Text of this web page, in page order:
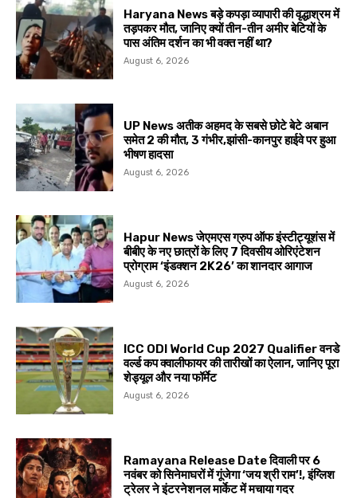
Haryana News बड़े कपड़ा व्यापारी की वृद्धाश्रम में
तड़पकर मौत, जानिए क्यों तीन-तीन अमीर बेटियों के
पास अंतिम दर्शन का भी वक्त नहीं था?
August 6, 2026
UP News अतीक अहमद के सबसे छोटे बेटे अबान
समेत 2 की मौत, 3 गंभीर,झांसी-कानपुर हाईवे पर हुआ
भीषण हादसा
August 6, 2026
Hapur News जेएमएस ग्रुप ऑफ इंस्टीट्यूशंस में
बीबीए के नए छात्रों के लिए 7 दिवसीय ओरिएंटेशन
प्रोग्राम ‘इंडक्शन 2K26’ का शानदार आगाज
August 6, 2026
ICC ODI World Cup 2027 Qualifier वनडे
वर्ल्ड कप क्वालीफायर की तारीखों का ऐलान, जानिए पूरा
शेड्यूल और नया फॉर्मेट
August 6, 2026
Ramayana Release Date दिवाली पर 6
नवंबर को सिनेमाघरों में गूंजेगा ‘जय श्री राम’!, इंग्लिश
ट्रेलर ने इंटरनेशनल मार्केट में मचाया गदर